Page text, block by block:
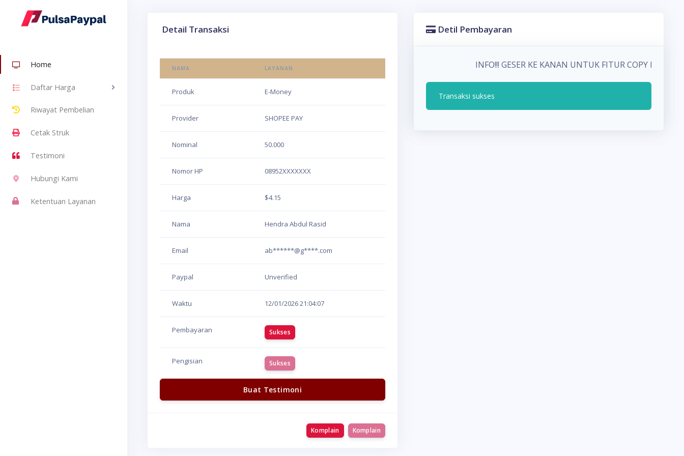
Home
Daftar Harga
Riwayat Pembelian
Cetak Struk
Testimoni
Hubungi Kami
Ketentuan Layanan
Detail Transaksi
NAMA LAYANAN
Produk E-Money
Provider SHOPEE PAY
Nominal 50.000
Nomor HP 08952XXXXXXX
Harga $4.15
Nama Hendra Abdul Rasid
Email ab******@g****.com
Paypal Unverified
Waktu 12/01/202621:04:07
Pembayaran Sukses
Pengisian Sukses
Buat Testimoni
Komplain Komplain
Detil Pembayaran
INFO!!! GESER KE KANAN UNTUK FITUR COPY PADA
Transaksi sukses